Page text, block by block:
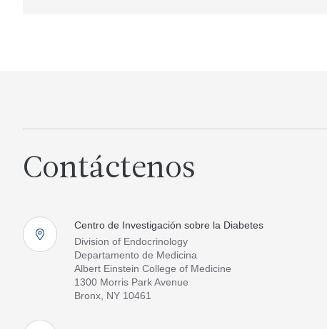
Contáctenos
Centro de Investigación sobre la Diabetes
Division of Endocrinology
Departamento de Medicina
Albert Einstein College of Medicine
1300 Morris Park Avenue
Bronx, NY 10461